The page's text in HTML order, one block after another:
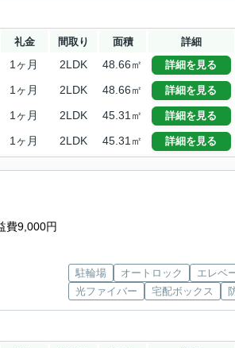
礼金 間取り 面積 詳細
1ヶ月 2LDK 48.66㎡ 詳細を見る
1ヶ月 2LDK 48.66㎡ 詳細を見る
1ヶ月 2LDK 45.31㎡ 詳細を見る
1ヶ月 2LDK 45.31㎡ 詳細を見る
費9,000円
駐輪場 オートロック
エレベ
光ファイバー
宅配ボックス